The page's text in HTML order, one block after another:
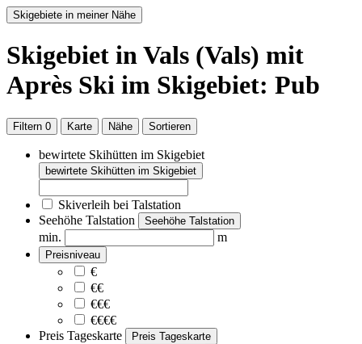
Skigebiete in meiner Nähe
Skigebiet in Vals (Vals) mit
Après Ski im Skigebiet: Pub
Filtern 0 Karte Nähe Sortieren
bewirtete Skihütten im Skigebiet
bewirtete Skihütten im Skigebiet
Skiverleih bei Talstation
Seehöhe Talstation
Seehöhe Talstation
min. m
Preisniveau
€
€€
€€€
€€€€
Preis Tageskarte
Preis Tageskarte